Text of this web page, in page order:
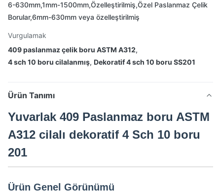
6-630mm,1mm-1500mm,Özelleştirilmiş,Özel Paslanmaz Çelik
Borular,6mm-630mm veya özelleştirilmiş
Vurgulamak
409 paslanmaz çelik boru ASTM A312,
4 sch 10 boru cilalanmış, Dekoratif 4 sch 10 boru SS201
Ürün Tanımı
Yuvarlak 409 Paslanmaz boru ASTM
A312 cilalı dekoratif 4 Sch 10 boru
201
Ürün Genel Görünümü